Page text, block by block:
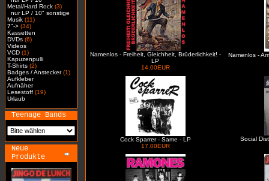
Metal/Hard Rock (3)
nur LP / 10" sonstige
Musik (11)
7"-> (34)
Kassetten
DVDs (6)
Videos
VCD (1)
Kapuzenpulli
T-Shirts (2)
Badges / Anstecker(1)
Aufkleber
Aufnäher
Lesestoff (19)
Urlaub
Teenage Bands
Neue
Produkte
Namenlos - Freiheit, Gleichheit, Brüderlichkeit! -
LP
14.00EUR
Namenlos -
Cock Sparrer - Same - LP
17.00EUR
Social